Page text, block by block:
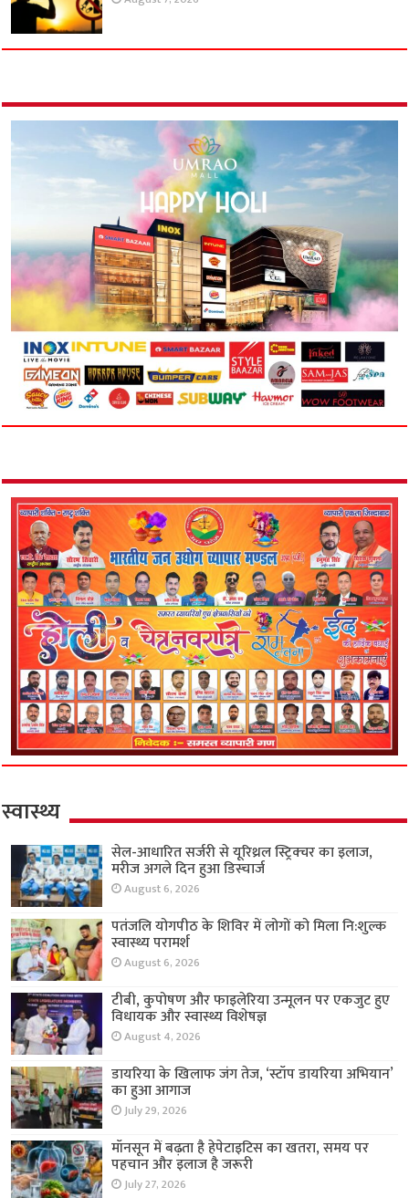
स्वास्थ्य
सेल-आधारित सर्जरी से यूरिथ्रल स्ट्रिक्चर का इलाज,
मरीज अगले दिन हुआ डिस्चार्ज
August 6, 2026
पतंजलि योगपीठ के शिविर में लोगों को मिला नि:शुल्क
स्वास्थ्य परामर्श
August 6, 2026
टीबी, कुपोषण और फाइलेरिया उन्मूलन पर एकजुट हुए
विधायक और स्वास्थ्य विशेषज्ञ
August 4, 2026
डायरिया के खिलाफ जंग तेज, ‘स्टॉप डायरिया अभियान’
का हुआ आगाज
July 29, 2026
मॉनसून में बढ़ता है हेपेटाइटिस का खतरा, समय पर
पहचान और इलाज है जरूरी
July 27, 2026